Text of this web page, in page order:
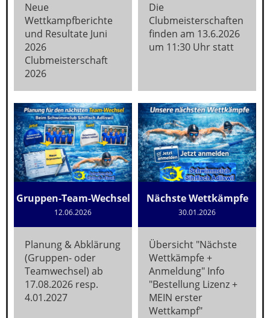
Neue
Wettkampfberichte
und Resultate Juni
2026
Clubmeisterschaft
2026
Die
Clubmeisterschaften
finden am 13.6.2026
um 11:30 Uhr statt
Gruppen-Team-Wechsel
12.06.2026
Planung & Abklärung
(Gruppen- oder
Teamwechsel) ab
17.08.2026 resp.
4.01.2027
Nächste Wettkämpfe
30.01.2026
Übersicht "Nächste
Wettkämpfe +
Anmeldung" Info
"Bestellung Lizenz +
MEIN erster
Wettkampf"